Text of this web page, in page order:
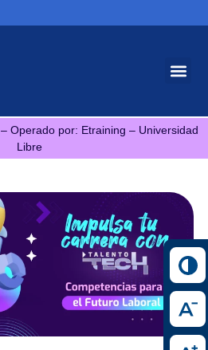
– Operado por: Etraining – Universidad
Libre